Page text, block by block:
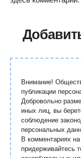
Внимание!
публикации
Добровольно
иных лиц, вы
соблюдение
персональных
В комментариях
придерживайтесь